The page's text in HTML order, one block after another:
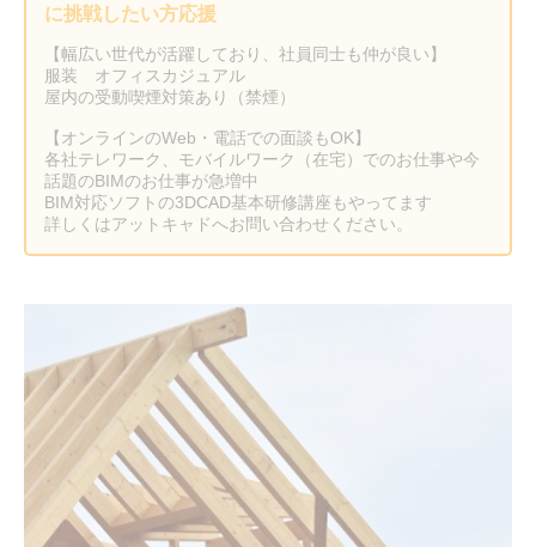
に挑戦したい方応援
【幅広い世代が活躍しており、社員同士も仲が良い】
服装 オフィスカジュアル
屋内の受動喫煙対策あり（禁煙）
【オンラインのWeb・電話での面談もOK】
各社テレワーク、モバイルワーク（在宅）でのお仕事や今
話題のBIMのお仕事が急増中
BIM対応ソフトの3DCAD基本研修講座もやってます
詳しくはアットキャドへお問い合わせください。